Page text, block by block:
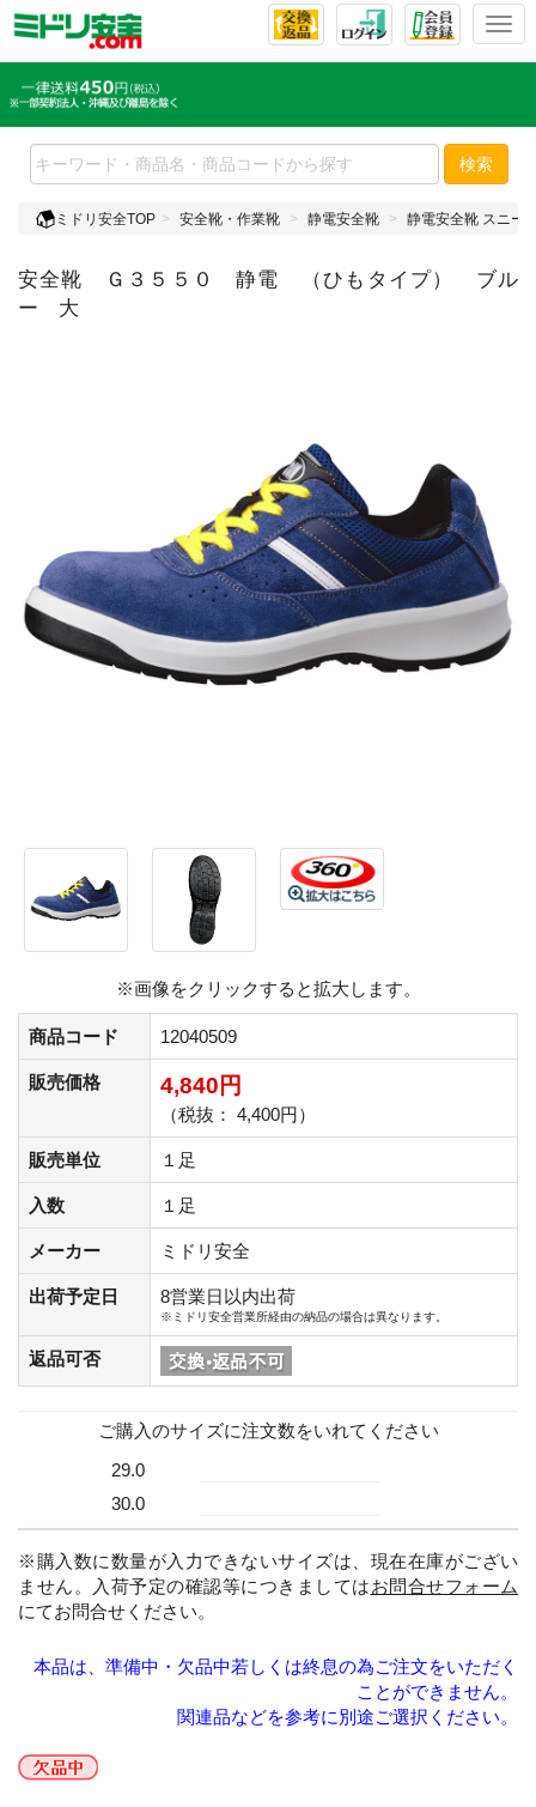
T
l
e
n
v
g
検索
ミドリ安全TOP 安全靴・作業靴 静電安全靴 静電安全靴 スニー
安全靴 Ｇ３５５０ 静電 （ひもタイプ） ブル
ー 大
※画像をクリックすると拡大します。
商品コード 12040509
販売価格 4,840円
（税抜： 4,400円）
販売単位 １足
入数 １足
メーカー ミドリ安全
出荷予定日 8営業日以内出荷
※ミドリ安全営業所経由の納品の場合は異なります。
返品可否
ご購入のサイズに注文数をいれてください
29.0
30.0
※購入数に数量が入力できないサイズは、現在在庫がござい
ません。入荷予定の確認等につきましてはお問合せフォーム
にてお問合せください。
本品は、準備中・欠品中若しくは終息の為ご注文をいただく
ことができません。
関連品などを参考に別途ご選択ください。